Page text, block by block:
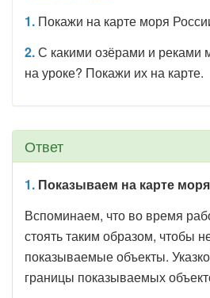
1. Покажи на карте моря
2.С какими озёрами и реками
на уроке? Покажи их на карте.
Ответ
1. Показываем на карте
Вспоминаем, что во время
стоять таким образом, чтобы
показываемые объекты.
границы показываемых